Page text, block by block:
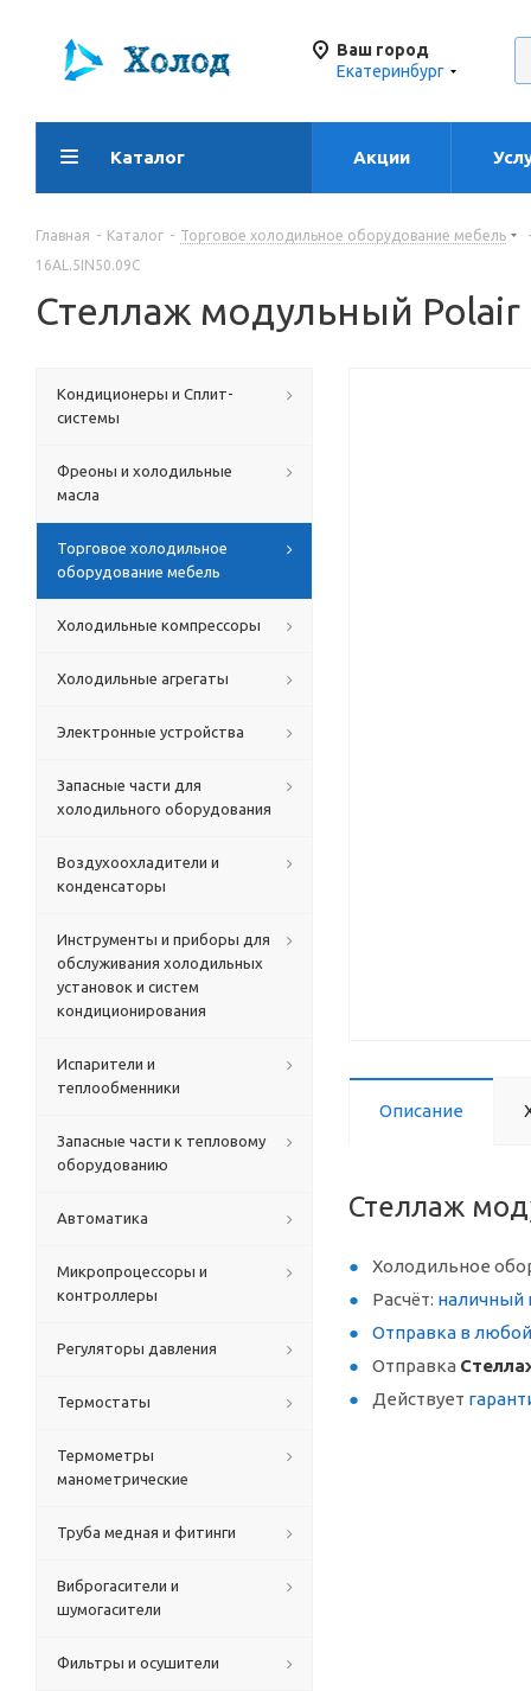
Ваш город
Екатеринбург
Каталог Акции
Главная - Каталог - Торговое холодильное оборудование мебель -
16AL.5IN50.09C
Стеллаж модульный Polair
Описание
Стеллаж
Холодильное
Расчёт: наличный
Отправка в
Отправка
Действует
Кондиционеры и Сплит-
системы
Фреоны и холодильные
масла
Торговое холодильное
оборудование мебель
Холодильные компрессоры
Холодильные агрегаты
Электронные устройства
Запасные части для
холодильного оборудования
Воздухоохладители и
конденсаторы
Инструменты и приборы для
обслуживания холодильных
установок и систем
кондиционирования
Испарители и
теплообменники
Запасные части к тепловому
оборудованию
Автоматика
Микропроцессоры и
контроллеры
Регуляторы давления
Термостаты
Термометры
манометрические
Труба медная и фитинги
Виброгасители и
шумогасители
Фильтры и осушители